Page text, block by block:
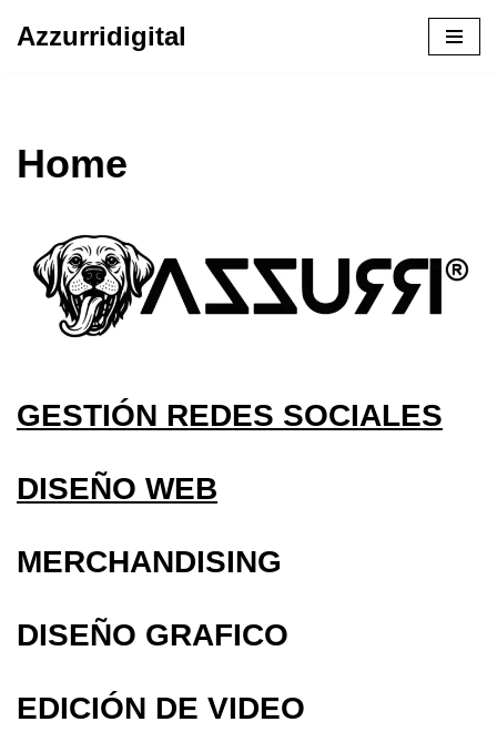
Azzurridigital
Home
GESTIÓN REDES SOCIALES
DISEÑO WEB
MERCHANDISING
DISEÑO GRAFICO
EDICIÓN DE VIDEO